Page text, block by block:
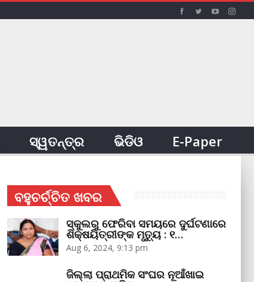
ସ୍ୱତନ୍ତ୍ର ଭିଡିଓ E-Paper
ବହୁଚର୍ଚ୍ଚିତ ଖବର
ସ୍କୁଲରୁ ଫେରିବା ସମୟରେ ଦୁର୍ଘଟଣାରେ
ଶିକ୍ଷୟିତ୍ରୀଙ୍କ ମୃତ୍ୟୁ : ୧…
Aug 6, 2024, 9:13 pm
ଜିଲ୍ଲା ପ୍ରାଥମିକ ସଂଘର ନୂଆଁଖାଇ